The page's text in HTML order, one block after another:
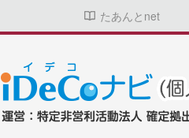
たあんとnet